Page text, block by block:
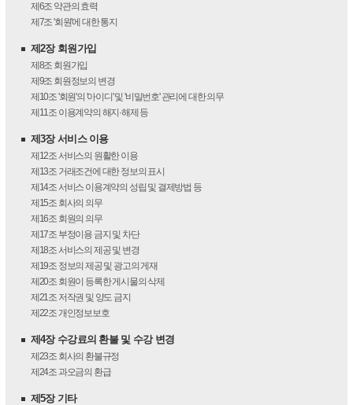
제6조 약관의 효력
제7조'회원'에 대한 통지
제2장 회원가입
제8조 회원가입
제9조 회원정보의 변경
제10조'회원'의 '아이디' 및 '비밀번호' 관리에 대한 의무
제11조이용계약의 해지·해제 등
제3장 서비스 이용
제12조서비스의 원활한 이용
제13조거래조건에 대한 정보의 표시
제14조서비스 이용계약의 성립 및 결제방법 등
제15조회사의 의무
제16조회원의 의무
제17조부정이용 금지 및 차단
제18조서비스의 제공 및 변경
제19조정보의 제공 및 광고의 게재
제20조회원이 등록한 게시물의 삭제
제21조저작권 및 양도 금지
제22조개인정보보호
제4장 수강료의 환불 및 수강 변경
제23조회사의 환불규정
제24조과오금의 환급
제5장 기타